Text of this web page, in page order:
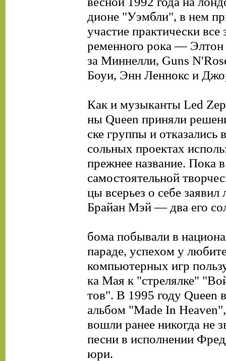
дионе "Уэмбли", в нем
участие практически все
ременного рока —
за Миннелли, Guns
Боуи, Энн Леннокс и
Как и музыканты Led
ны Queen приняли
ске группы и отказались
сольных проектах
прежнее название. Пока в
самостоятельной
цы всерьез о себе заявил
Брайан Мэй — два его
бома побывали в
параде, успехом у
компьютерных игр
ка Мая к "стрелялке"
тов". В 1995 году Queen
альбом "Made In
вошли ранее никогда не
песни в исполнении
юри.